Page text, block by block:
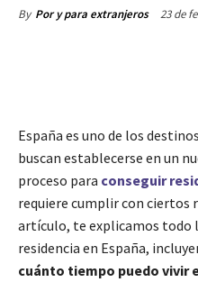
By Por y para extranjeros 23 de
España es uno de los
buscan establecerse en un
proceso para conseguir
requiere cumplir con ciertos
artículo, te explicamos todo
residencia en España,
cuánto tiempo puedo vivir